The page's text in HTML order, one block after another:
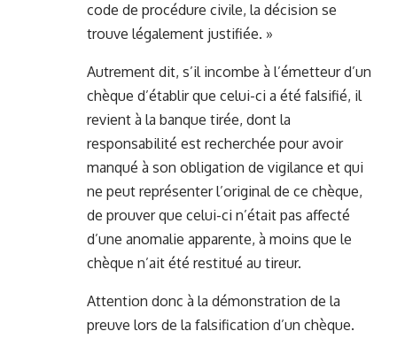
code de procédure civile, la décision se
trouve légalement justifiée. »
Autrement dit, s’il incombe à l’émetteur d’un
chèque d’établir que celui-ci a été falsifié, il
revient à la banque tirée, dont la
responsabilité est recherchée pour avoir
manqué à son obligation de vigilance et qui
ne peut représenter l’original de ce chèque,
de prouver que celui-ci n’était pas affecté
d’une anomalie apparente, à moins que le
chèque n’ait été restitué au tireur.
Attention donc à la démonstration de la
preuve lors de la falsification d’un chèque.